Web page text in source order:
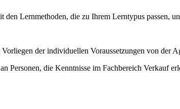
den Lernmethoden, die zu Ihrem Lerntypus passen,
der individuellen Voraussetzungen von der
Personen, die Kenntnisse im Fachbereich Verkauf